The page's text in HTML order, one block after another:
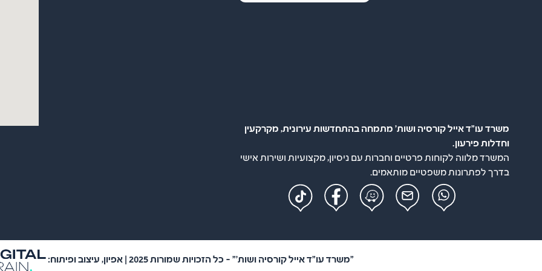
משרד עו"ד אייל קורסיה ושות' מתמחה בהתחדשות עירונית, מקרקעין
וחדלות פירעון.
המשרד מלווה לקוחות פרטיים וחברות עם ניסיון, מקצועיות ושירות אישי
בדרך לפתרונות משפטיים מותאמים.
"משרד עו"ד אייל קורסיה ושות'" – כל הזכויות שמורות 2025 | אפיון, עיצוב ופיתוח: